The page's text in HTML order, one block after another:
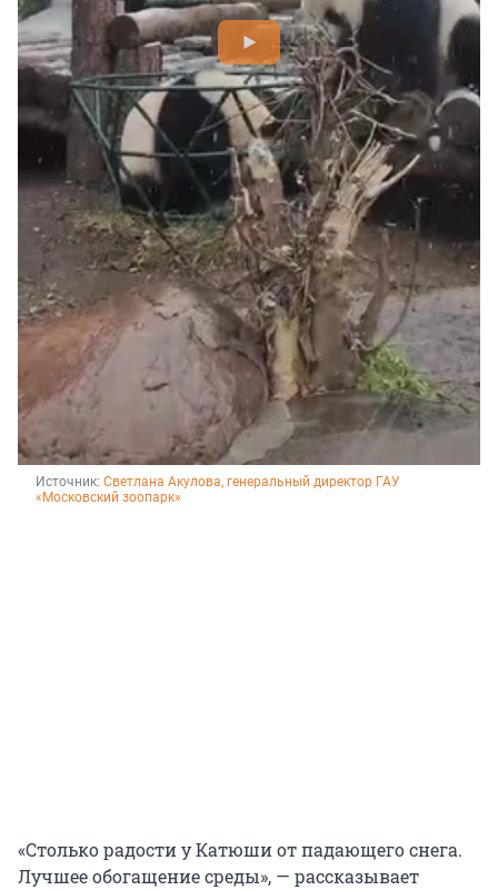
Источник: Светлана Акулова, генеральный директор ГАУ
«Московский зоопарк»
«Столько радости у Катюши от падающего снега.
Лучшее обогащение среды», — рассказывает